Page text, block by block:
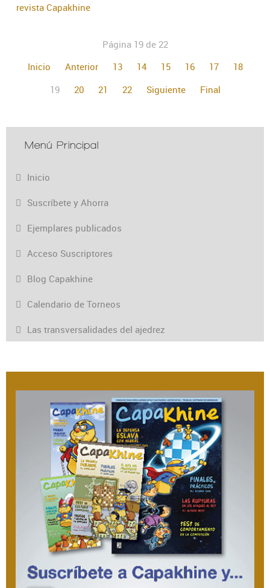
revista Capakhine
Página 19 de 22
Inicio
Anterior 13 14 15 16 17
18
19
20 21 22 Siguiente Final
Menú Principal
Inicio
Suscríbete y Ahorra
Ejemplares publicados
Acceso Suscriptores
Blog Capakhine
Calendario de Torneos
Las transversalidades del ajedrez